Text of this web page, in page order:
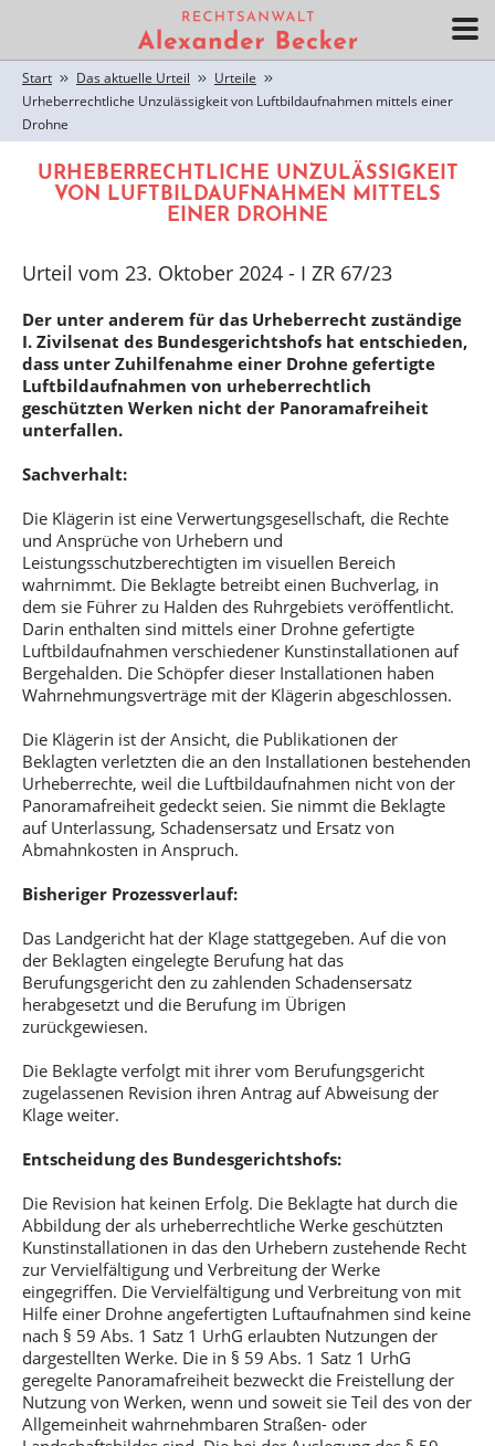
Start Das aktuelle Urteil
Urteile
Urheberrechtliche Unzulässigkeit von Luftbildaufnahmen mittels einer
Drohne
URHEBERRECHTLICHE UNZULÄSSIGKEIT
VON LUFTBILDAUFNAHMEN MITTELS
EINER DROHNE
Urteil vom 23. Oktober 2024 - I ZR 67/23
Der unter anderem für das Urheberrecht zuständige
I. Zivilsenat des Bundesgerichtshofs hat entschieden,
dass unter Zuhilfenahme einer Drohne gefertigte
Luftbildaufnahmen von urheberrechtlich
geschützten Werken nicht der Panoramafreiheit
unterfallen.
Sachverhalt:
Die Klägerin ist eine Verwertungsgesellschaft, die Rechte
und Ansprüche von Urhebern und
Leistungsschutzberechtigten im visuellen Bereich
wahrnimmt. Die Beklagte betreibt einen Buchverlag, in
dem sie Führer zu Halden des Ruhrgebiets veröffentlicht.
Darin enthalten sind mittels einer Drohne gefertigte
Luftbildaufnahmen verschiedener Kunstinstallationen auf
Bergehalden. Die Schöpfer dieser Installationen haben
Wahrnehmungsverträge mit der Klägerin abgeschlossen.
Die Klägerin ist der Ansicht, die Publikationen der
Beklagten verletzten die an den Installationen bestehenden
Urheberrechte, weil die Luftbildaufnahmen nicht von der
Panoramafreiheit gedeckt seien. Sie nimmt die Beklagte
auf Unterlassung, Schadensersatz und Ersatz von
Abmahnkosten in Anspruch.
Bisheriger Prozessverlauf:
Das Landgericht hat der Klage stattgegeben. Auf die von
der Beklagten eingelegte Berufung hat das
Berufungsgericht den zu zahlenden Schadensersatz
herabgesetzt und die Berufung im Übrigen
zurückgewiesen.
Die Beklagte verfolgt mit ihrer vom Berufungsgericht
zugelassenen Revision ihren Antrag auf Abweisung der
Klage weiter.
Entscheidung des Bundesgerichtshofs:
Die Revision hat keinen Erfolg. Die Beklagte hat durch die
Abbildung der als urheberrechtliche Werke geschützten
Kunstinstallationen in das den Urhebern zustehende Recht
zur Vervielfältigung und Verbreitung der Werke
eingegriffen. Die Vervielfältigung und Verbreitung von mit
Hilfe einer Drohne angefertigten Luftaufnahmen sind keine
nach § 59 Abs. 1 Satz 1 UrhG erlaubten Nutzungen der
dargestellten Werke. Die in § 59 Abs. 1 Satz 1 UrhG
geregelte Panoramafreiheit bezweckt die Freistellung der
Nutzung von Werken, wenn und soweit sie Teil des von der
Allgemeinheit wahrnehmbaren Straßen- oder